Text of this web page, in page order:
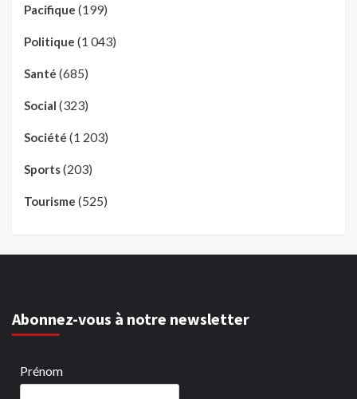
Pacifique (199)
Politique (1 043)
Santé (685)
Social (323)
Société (1 203)
Sports(203)
Tourisme (525)
Abonnez-vous à notre newsletter
Prénom